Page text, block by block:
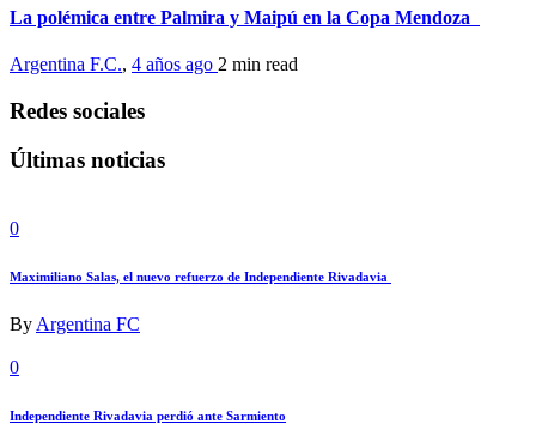
La polémica entre Palmira y Maipú en la Copa Mendoza
Argentina F.C., 4 años ago 2 min read
Redes sociales
Últimas noticias
0
Maximiliano Salas, el nuevo refuerzo de Independiente Rivadavia
By Argentina FC
0
Independiente Rivadavia perdió ante Sarmiento